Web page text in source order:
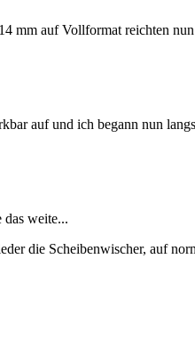
mm auf Vollformat reichten
auf und ich begann nun
weite...
die Scheibenwischer, auf